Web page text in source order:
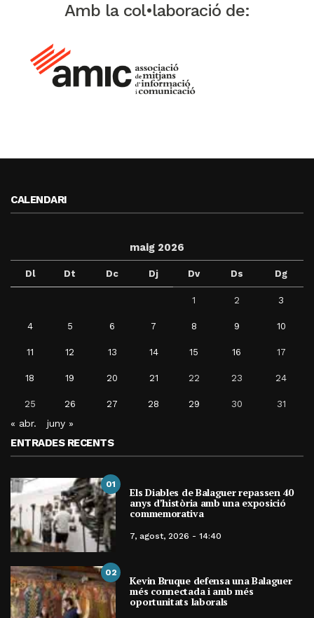
Amb la col•laboració de:
CALENDARI
maig 2026
Dl Dt Dc Dj Dv Ds Dg
1 2 3
4 5 6 7 8 9 10
11 12 13 14 15 16 17
18 19 20 21 22 23 24
25 26 27 28 29 30 31
« abr. juny »
ENTRADES RECENTS
01
Els Diables de Balaguer repassen 40
anys d’història amb una exposició
commemorativa
7, agost, 2026 - 14:40
02
Kevin Bruque defensa una Balaguer
més connectada i amb més
oportunitats laborals